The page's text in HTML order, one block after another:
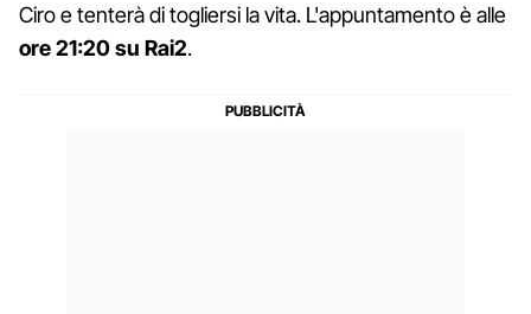
Ciro e tenterà di togliersi la vita. L'appuntamento è alle
ore 21:20 su Rai2.